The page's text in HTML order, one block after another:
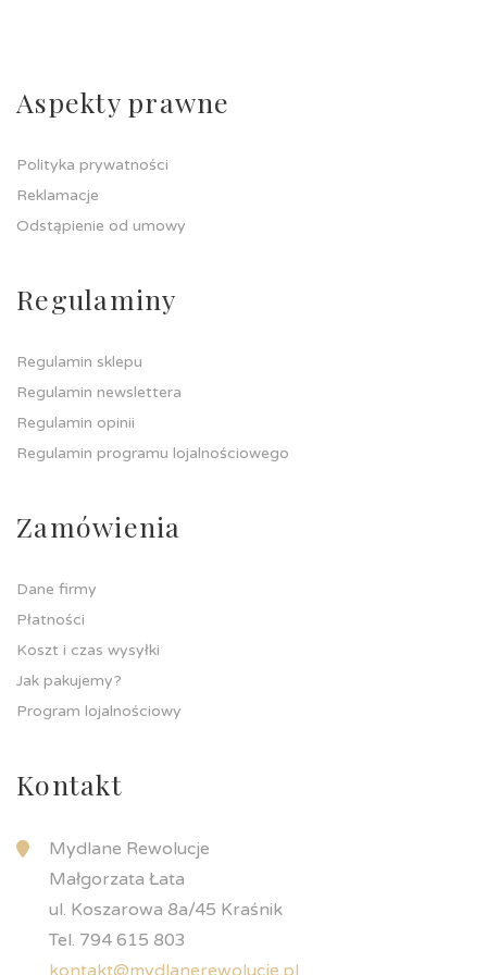
Aspekty prawne
Polityka prywatności
Reklamacje
Odstąpienie od umowy
Regulaminy
Regulamin sklepu
Regulamin newslettera
Regulamin opinii
Regulamin programu lojalnościowego
Zamówienia
Dane firmy
Płatności
Koszt i czas wysyłki
Jak pakujemy?
Program lojalnościowy
Kontakt
Mydlane Rewolucje
Małgorzata Łata
ul. Koszarowa 8a/45 Kraśnik
Tel. 794 615 803
kontakt@mydlanerewolucje.pl